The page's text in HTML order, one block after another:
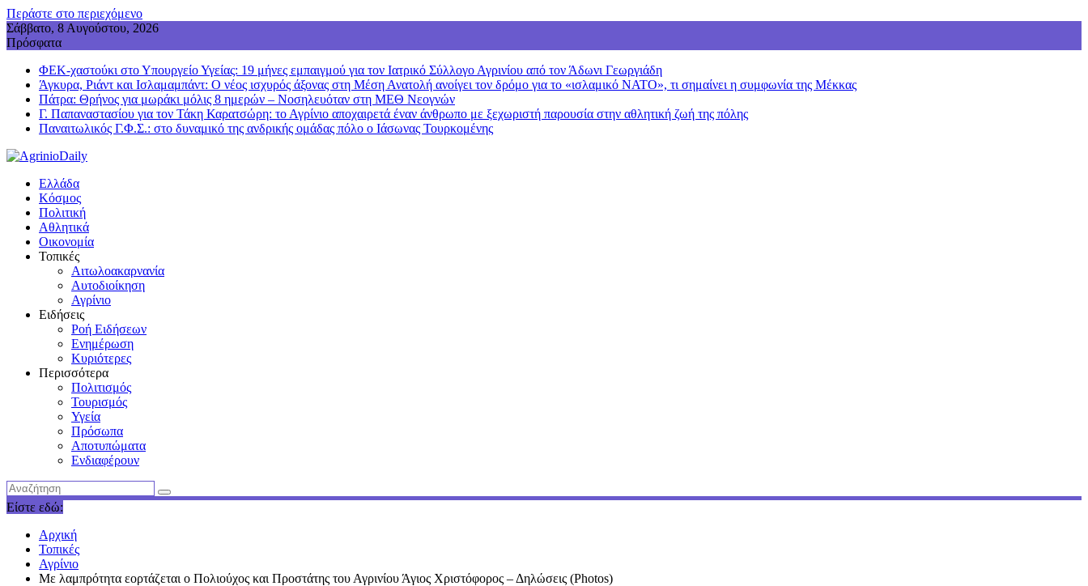
Περάστε στο περιεχόμενο
Σάββατο, 8 Αυγούστου, 2026
Πρόσφατα
ΦΕΚ-χαστούκι στο Υπουργείο Υγείας: 19 μήνες εμπαιγμού για τον Ιατρικό Σύλλογο Αγρινίου από τον Άδωνι Γεωργιάδη
Άγκυρα, Ριάντ και Ισλαμαμπάντ: Ο νέος ισχυρός άξονας στη Μέση Ανατολή ανοίγει τον δρόμο για το «ισλαμικό ΝΑΤΟ», τι σημαίνει η συμφωνία της Μέκκας
Πάτρα: Θρήνος για μωράκι μόλις 8 ημερών – Νοσηλευόταν στη ΜΕΘ Νεογνών
Γ. Παπαναστασίου για τον Τάκη Καρατσώρη: το Αγρίνιο αποχαιρετά έναν άνθρωπο με ξεχωριστή παρουσία στην αθλητική ζωή της πόλης
Παναιτωλικός Γ.Φ.Σ.: στο δυναμικό της ανδρικής ομάδας πόλο ο Ιάσωνας Τουρκομένης
Ελλάδα
Κόσμος
Πολιτική
Αθλητικά
Οικονομία
Τοπικές
Αιτωλοακαρνανία
Αυτοδιοίκηση
Αγρίνιο
Ειδήσεις
Ροή Ειδήσεων
Ενημέρωση
Κυριότερες
Περισσότερα
Πολιτισμός
Τουρισμός
Υγεία
Πρόσωπα
Αποτυπώματα
Ενδιαφέρουν
Είστε εδώ:
Αρχική
Τοπικές
Αγρίνιο
Με λαμπρότητα εορτάζεται ο Πολιούχος και Προστάτης του Αγρινίου Άγιος Χριστόφορος – Δηλώσεις (Photos)